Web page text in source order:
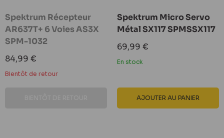
Spektrum Récepteur
AR637T+ 6 Voies AS3X
SPM-1032
Prix
réduit
84,99 €
Bientôt de retour
Spektrum Micro Servo
Métal SX117 SPMSSX117
Prix
réduit
69,99 €
En stock
AJOUTER AU PANIER